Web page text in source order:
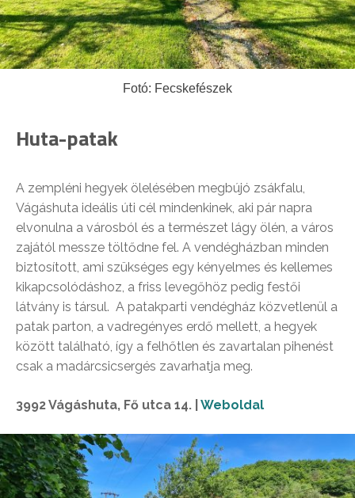
Fotó: Fecskefészek
Huta-patak
A zempléni hegyek ölelésében megbújó zsákfalu,
Vágáshuta ideális úti cél mindenkinek, aki pár napra
elvonulna a városból és a természet lágy ölén, a város
zajától messze töltődne fel. A vendégházban minden
biztosított, ami szükséges egy kényelmes és kellemes
kikapcsolódáshoz, a friss levegőhöz pedig festői
látvány is társul. A patakparti vendégház közvetlenül a
patak parton, a vadregényes erdő mellett, a hegyek
között található, így a felhőtlen és zavartalan pihenést
csak a madárcsicsergés zavarhatja meg.
3992 Vágáshuta, Fő utca 14. | Weboldal